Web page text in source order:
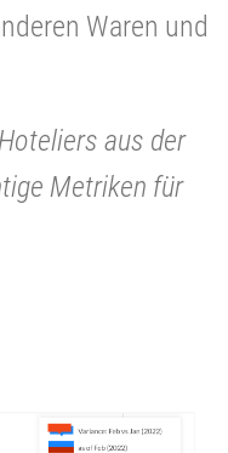
Waren und
aus der
Metriken für